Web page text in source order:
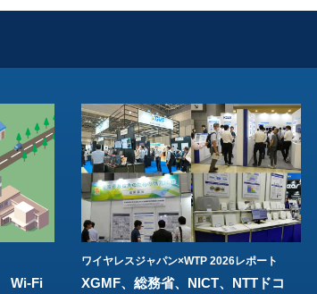
Wi-Fi
ワイヤレスジャパン×WTP 2026レポート
XGMF、総務省、NICT、NTTドコ